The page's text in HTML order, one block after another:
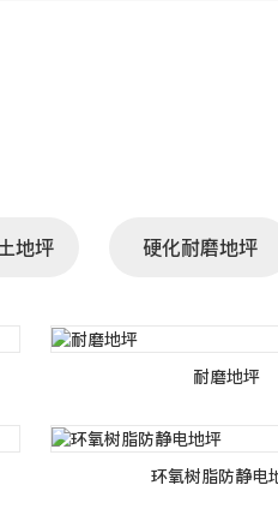
地坪 硬化耐磨地坪
耐磨地坪
环氧树脂防静电